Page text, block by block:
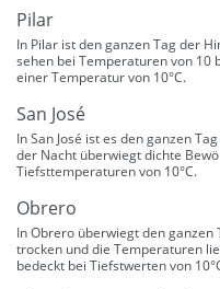
Pilar
In Pilar ist den ganzen Tag der
sehen bei Temperaturen von 10
einer Temperatur von 10°C.
San José
In San José ist es den ganzen
der Nacht überwiegt dichte
Tiefsttemperaturen von 10°C.
Obrero
In Obrero überwiegt den
trocken und die Temperaturen
bedeckt bei Tiefstwerten von